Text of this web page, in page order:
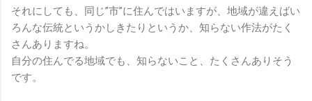
それにしても、同じ”市”に住んではいますが、地域が違えばい
ろんな伝統というかしきたりというか、知らない作法がたく
さんありますね。
自分の住んでる地域でも、知らないこと、たくさんありそう
です。